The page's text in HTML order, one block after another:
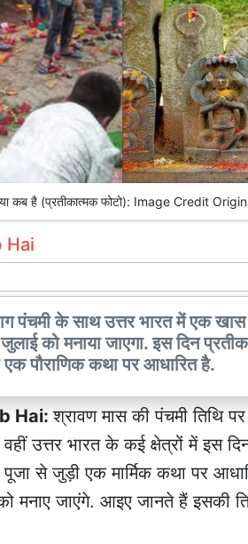
कब है (प्रतीकात्मक फोटो): Image Credit
Hai
पंचमी के साथ उत्तर भारत में एक खास
को मनाया जाएगा. इस दिन
एक पौराणिक कथा पर आधारित है.
Hai:श्रावण मास की पंचमी तिथि
उत्तर भारत के कई क्षेत्रों में इस
पूजा से जुड़ी एक मार्मिक कथा पर
मनाए जाएंगे. आइए जानते हैं इसकी